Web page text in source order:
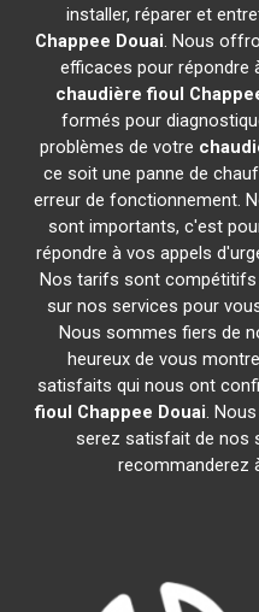
installer, réparer et
Chappee Douai. Nous
efficaces pour répondre
chaudière fioul
formés pour
problèmes de votre
ce soit une panne de
erreur de fonctionnement.
sont importants, c'est
répondre à vos appels
Nos tarifs sont
sur nos services pour
Nous sommes fiers de
heureux de vous
satisfaits qui nous ont
fioul Chappee Douai.
serez satisfait de nos
recommanderez